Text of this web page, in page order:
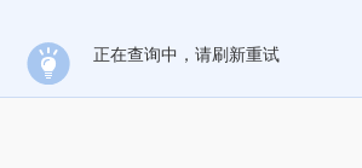
正在查询中，请刷新重试